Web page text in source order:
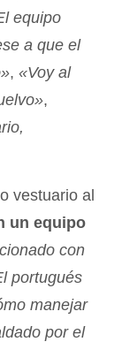
equipo
a que el
, «Voy al
,
vestuario al
un equipo
con
portugués
manejar
por el